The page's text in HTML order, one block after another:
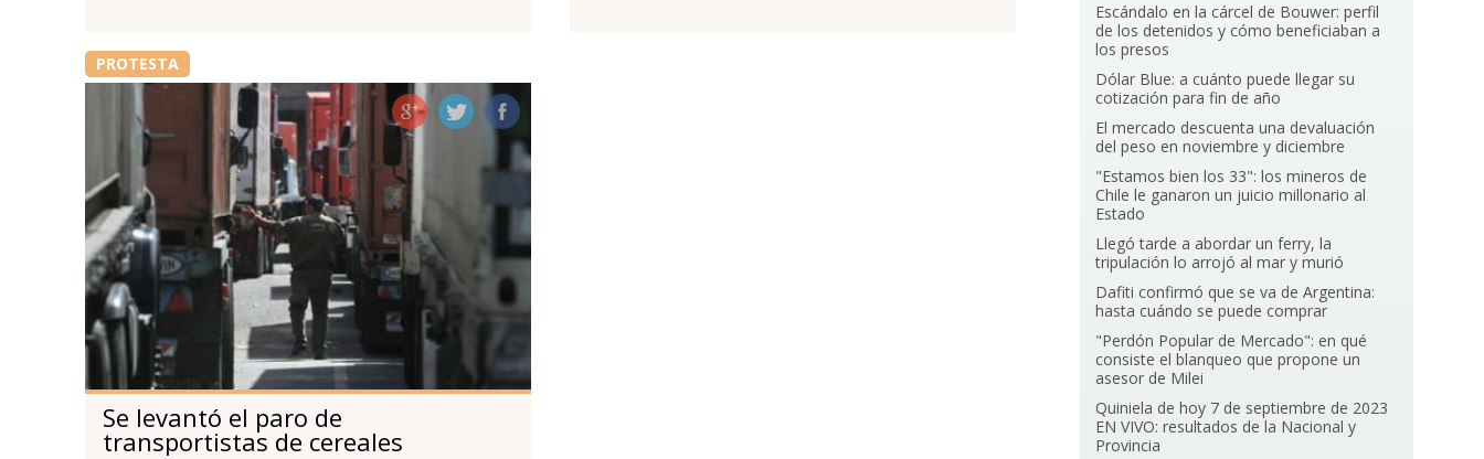
PROTESTA
Se levantó el paro de
transportistas de cereales
Escándalo en la cárcel de Bouwer: perfil
de los detenidos y cómo beneficiaban a
los presos
Dólar Blue: a cuánto puede llegar su
cotización para fin de año
El mercado descuenta una devaluación
del peso en noviembre y diciembre
"Estamos bien los 33": los mineros de
Chile le ganaron un juicio millonario al
Estado
Llegó tarde a abordar un ferry, la
tripulación lo arrojó al mar y murió
Dafiti confirmó que se va de Argentina:
hasta cuándo se puede comprar
"Perdón Popular de Mercado": en qué
consiste el blanqueo que propone un
asesor de Milei
Quiniela de hoy 7 de septiembre de 2023
EN VIVO: resultados de la Nacional y
Provincia